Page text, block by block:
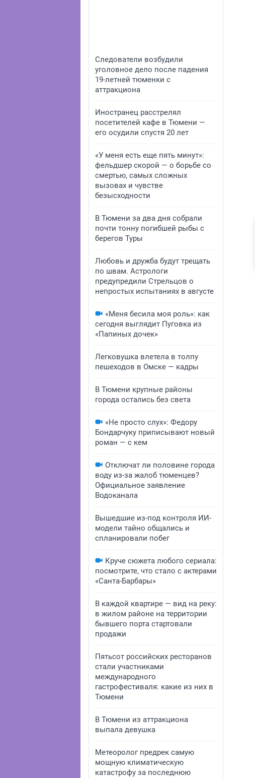
Следователи возбудили
уголовное дело после падения
19-летней тюменки с
аттракциона
Иностранец расстрелял
посетителей кафе в Тюмени —
его осудили спустя 20 лет
«У меня есть еще пять минут»:
фельдшер скорой — о борьбе со
смертью, самых сложных
вызовах и чувстве
безысходности
В Тюмени за два дня собрали
почти тонну погибшей рыбы с
берегов Туры
Любовь и дружба будут трещать
по швам. Астрологи
предупредили Стрельцов о
непростых испытаниях в августе
«Меня бесила моя роль»: как
сегодня выглядит Пуговка из
«Папиных дочек»
Легковушка влетела в толпу
пешеходов в Омске — кадры
В Тюмени крупные районы
города остались без света
«Не просто слух»: Федору
Бондарчуку приписывают новый
роман — с кем
Отключат ли половине города
воду из-за жалоб тюменцев?
Официальное заявление
Водоканала
Вышедшие из-под контроля ИИ-
модели тайно общались и
спланировали побег
Круче сюжета любого сериала:
посмотрите, что стало с актерами
«Санта-Барбары»
В каждой квартире — вид на реку:
в жилом районе на территории
бывшего порта стартовали
продажи
Пятьсот российских ресторанов
стали участниками
международного
гастрофестиваля: какие из них в
Тюмени
В Тюмени из аттракциона
выпала девушка
Метеоролог предрек самую
мощную климатическую
катастрофу за последнюю